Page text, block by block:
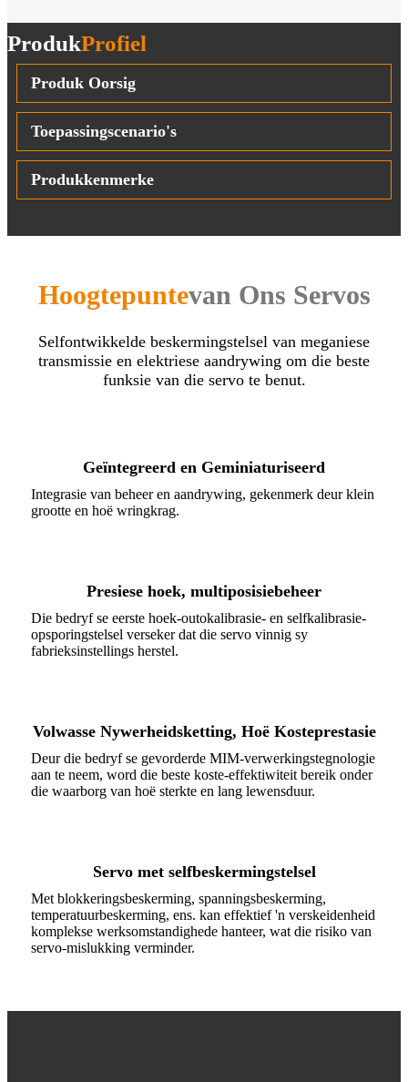
ProdukProfiel
Produk Oorsig
Toepassingscenario's
Produkkenmerke
Hoogtepuntevan Ons Servos
Selfontwikkelde beskermingstelsel van meganiese
transmissie en elektriese aandrywing om die beste
funksie van die servo te benut.
Geïntegreerd en Geminiaturiseerd
Integrasie van beheer en aandrywing, gekenmerk deur klein
grootte en hoë wringkrag.
Presiese hoek, multiposisiebeheer
Die bedryf se eerste hoek-outokalibrasie- en selfkalibrasie-
opsporingstelsel verseker dat die servo vinnig sy
fabrieksinstellings herstel.
Volwasse Nywerheidsketting, Hoë Kosteprestasie
Deur die bedryf se gevorderde MIM-verwerkingstegnologie
aan te neem, word die beste koste-effektiwiteit bereik onder
die waarborg van hoë sterkte en lang lewensduur.
Servo met selfbeskermingstelsel
Met blokkeringsbeskerming, spanningsbeskerming,
temperatuurbeskerming, ens. kan effektief 'n verskeidenheid
komplekse werksomstandighede hanteer, wat die risiko van
servo-mislukking verminder.